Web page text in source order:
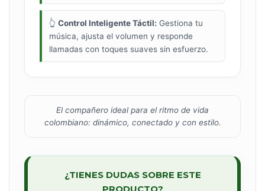
👆 Control Inteligente Táctil: Gestiona tu
música, ajusta el volumen y responde
llamadas con toques suaves sin esfuerzo.
El compañero ideal para el ritmo de vida
colombiano: dinámico, conectado y con estilo.
¿TIENES DUDAS SOBRE ESTE